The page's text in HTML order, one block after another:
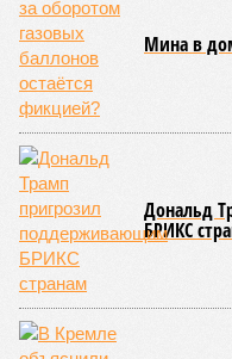
Как бы мы ни старались,
получится никогда, даже
самой совершенной
долголетии поставило
теории максимальный
возраст практически вряд
мутации ДНК.
Cell.com, были описаны
относятся – не